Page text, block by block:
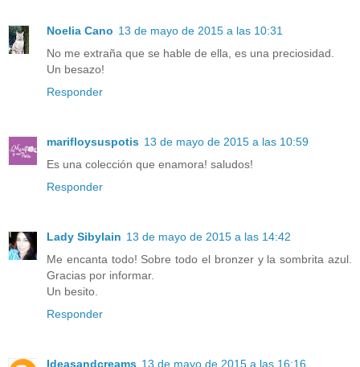
Noelia Cano 13 de mayo de 2015 a las 10:31
No me extraña que se hable de ella, es una preciosidad.
Un besazo!
Responder
marifloysuspotis 13 de mayo de 2015 a las 10:59
Es una colección que enamora! saludos!
Responder
Lady Sibylain 13 de mayo de 2015 a las 14:42
Me encanta todo! Sobre todo el bronzer y la sombrita azul.
Gracias por informar.
Un besito.
Responder
Ideasandcreams 13 de mayo de 2015 a las 16:16